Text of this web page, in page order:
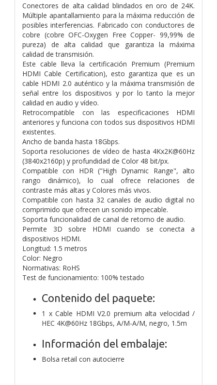
Conectores de alta calidad blindados en oro de 24K.
Múltiple apantallamiento para la máxima reducción de
posibles interferencias. Fabricado con conductores de
cobre (cobre OFC-Oxygen Free Copper- 99,99% de
pureza) de alta calidad que garantiza la máxima
calidad de transmisión.
Este cable lleva la certificación Premium (Premium
HDMI Cable Certification), esto garantiza que es un
cable HDMI 2.0 auténtico y la máxima transmisión de
señal entre los dispositivos y por lo tanto la mejor
calidad en audio y vídeo.
Retrocompatible con las especificaciones HDMI
anteriores y funciona con todos sus dispositivos HDMI
existentes.
Ancho de banda hasta 18Gbps.
Soporta resoluciones de vídeo de hasta 4Kx2K@60Hz
(3840x2160p) y profundidad de Color 48 bit/px.
Compatible con HDR ("High Dynamic Range", alto
rango dinámico), lo cual ofrece relaciones de
contraste más altas y Colores más vivos.
Compatible con hasta 32 canales de audio digital no
comprimido que ofrecen un sonido impecable.
Soporta funcionalidad de canal de retorno de audio.
Permite 3D sobre HDMI cuando se conecta a
dispositivos HDMI.
Longitud: 1.5 metros
Color: Negro
Normativas: RoHS
Test de funcionamiento: 100% testado
Contenido del paquete:
1 x Cable HDMI V2.0 premium alta velocidad /
HEC 4K@60Hz 18Gbps, A/M-A/M, negro, 1.5m
Información del embalaje:
Bolsa retail con autocierre